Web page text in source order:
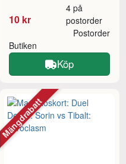
10 kr
4 på
postorder
Butiken
Postorder
Köp
Mängdrabatt